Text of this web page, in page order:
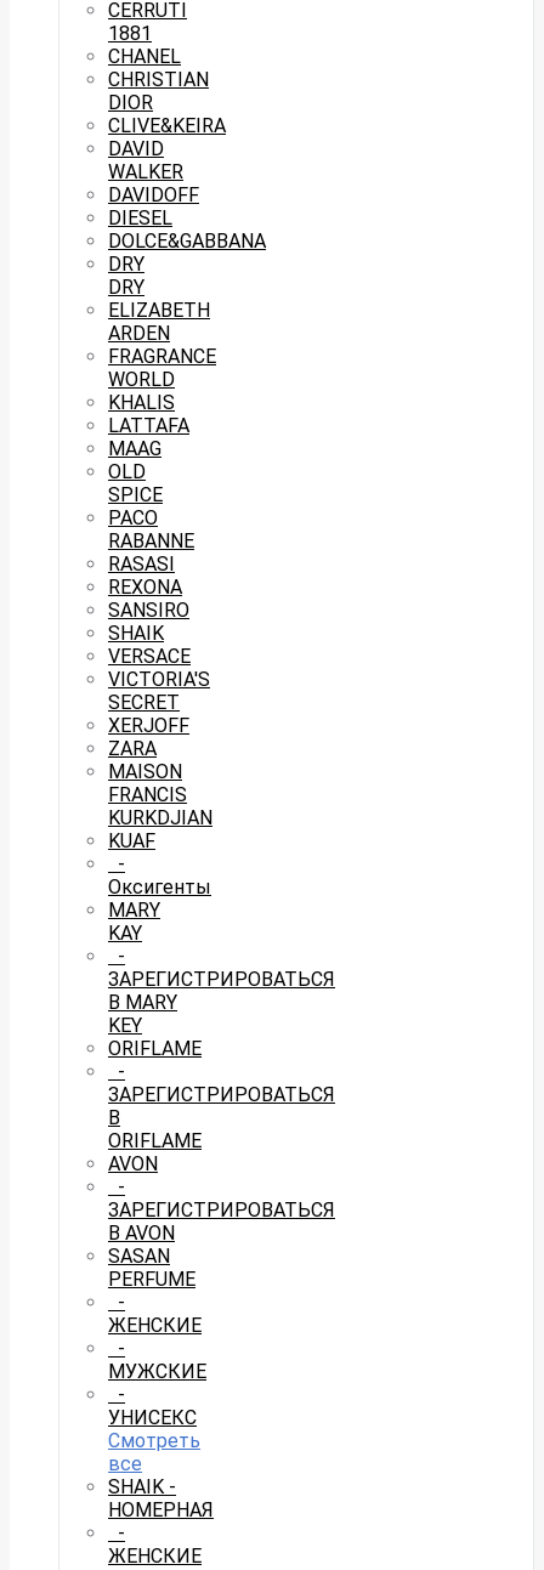
CERRUTI
1881
CHANEL
CHRISTIAN
DIOR
CLIVE&KEIRA
DAVID
WALKER
DAVIDOFF
DIESEL
DOLCE&GABBANA
DRY
DRY
ELIZABETH
ARDEN
FRAGRANCE
WORLD
KHALIS
LATTAFA
MAAG
OLD
SPICE
PACO
RABANNE
RASASI
REXONA
SANSIRO
SHAIK
VERSACE
VICTORIA'S
SECRET
XERJOFF
ZARA
MAISON
FRANCIS
KURKDJIAN
KUAF
-
Оксигенты
MARY
KAY
-
ЗАРЕГИСТРИРОВАТЬСЯ
В MARY
KEY
ORIFLAME
-
ЗАРЕГИСТРИРОВАТЬСЯ
В
ORIFLAME
AVON
-
ЗАРЕГИСТРИРОВАТЬСЯ
В AVON
SASAN
PERFUME
-
ЖЕНСКИЕ
-
МУЖСКИЕ
-
УНИСЕКС
Смотреть
все
SHAIK -
НОМЕРНАЯ
-
ЖЕНСКИЕ